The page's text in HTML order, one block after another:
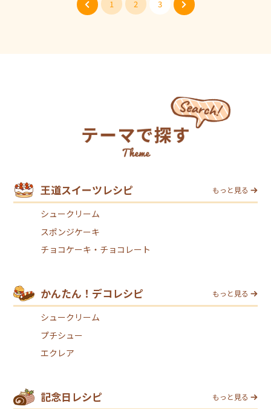
1 2 3
王道スイーツレシピ もっと見る
シュークリーム
スポンジケーキ
チョコケーキ・チョコレート
かんたん！デコレシピ もっと見る
シュークリーム
プチシュー
エクレア
記念日レシピ もっと見る